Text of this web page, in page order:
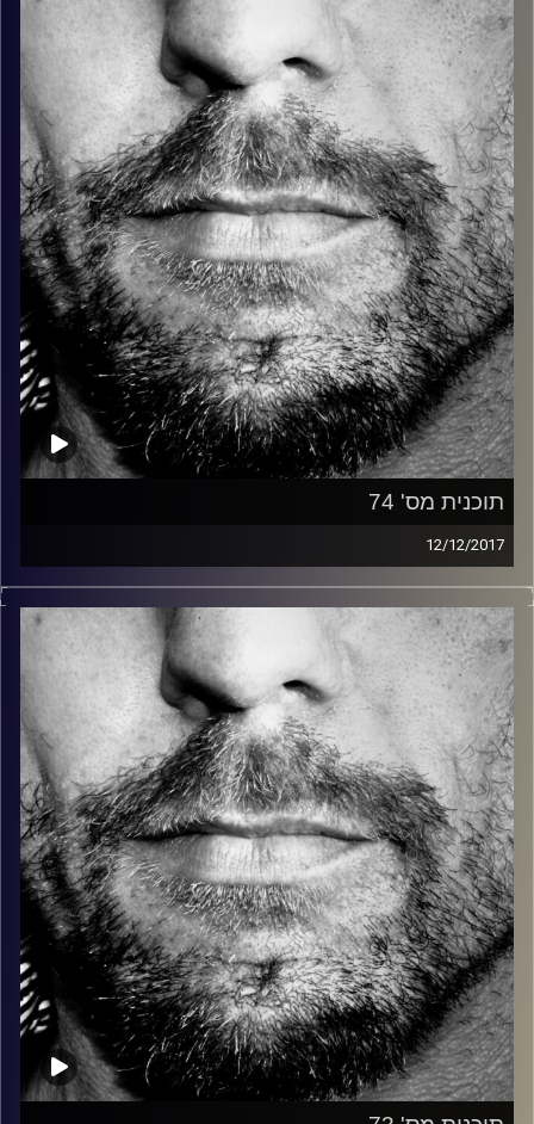
כל מה שחי, אמיתי ונושם.
עם שמוליק רגב.
קרדיט תמונות: David Goehring
תוכנית מס' 74
12/12/2017
זיפים, מוזיקה מחוספסת של הופעות חיות. הרבה ג'אם, רוק,
בלוז, bluegrass, ג'אז, Fאנק, פרוגרסיב ואפילו אלקטרוניקה.
כל מה שחי, אמיתי ונושם.
עם שמוליק רגב.
קרדיט תמונות: David Goehring